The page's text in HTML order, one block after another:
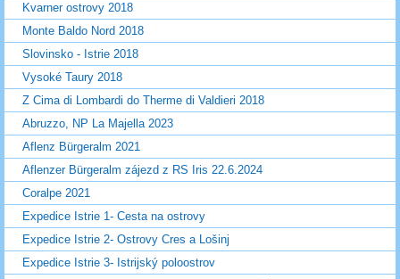
Kvarner ostrovy 2018
Monte Baldo Nord 2018
Slovinsko - Istrie 2018
Vysoké Taury 2018
Z Cima di Lombardi do Therme di Valdieri 2018
Abruzzo, NP La Majella 2023
Aflenz Bürgeralm 2021
Aflenzer Bürgeralm zájezd z RS Iris 22.6.2024
Coralpe 2021
Expedice Istrie 1- Cesta na ostrovy
Expedice Istrie 2- Ostrovy Cres a Lošinj
Expedice Istrie 3- Istrijský poloostrov